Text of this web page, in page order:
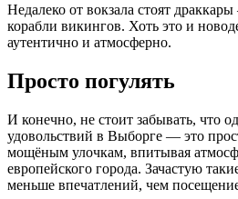
Недалеко от вокзала стоят
корабли викингов. Хоть это и
аутентично и атмосферно.
Просто погулять
И конечно, не стоит забывать, что
удовольствий в Выборге — это
мощёным улочкам, впитывая
европейского города. Зачастую
меньше впечатлений, чем